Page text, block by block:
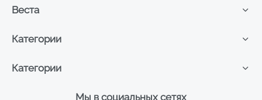
Мы в социальных сетях
Категории
Категории
Веста